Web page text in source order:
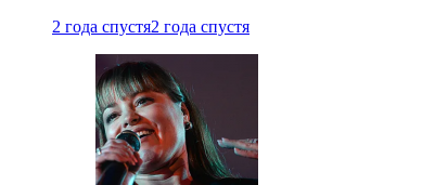
2 года спустя2 года спустя